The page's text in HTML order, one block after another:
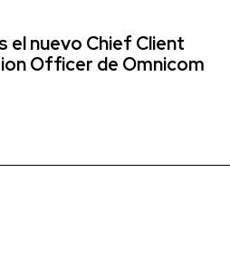
el nuevo Chief Client
Officer de Omnicom